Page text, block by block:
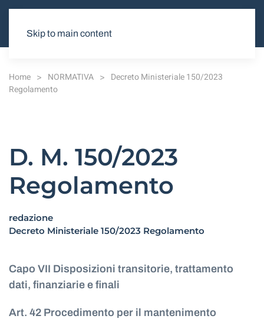
Skip to main content
Home NORMATIVA
Decreto Ministeriale 150/2023
Regolamento
D. M. 150/2023
Regolamento
redazione
Decreto Ministeriale 150/2023 Regolamento
Capo VII Disposizioni transitorie, trattamento
dati, finanziarie e finali
Art. 42 Procedimento per il mantenimento